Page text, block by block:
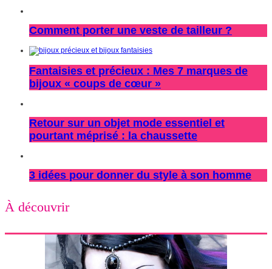
Comment porter une veste de tailleur ?
Fantaisies et précieux : Mes 7 marques de
bijoux « coups de cœur »
Retour sur un objet mode essentiel et
pourtant méprisé : la chaussette
3 idées pour donner du style à son homme
À découvrir